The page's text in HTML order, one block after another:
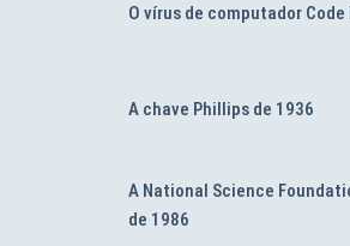
O vírus de computador Code
A chave Phillips de 1936
A National Science
de 1986